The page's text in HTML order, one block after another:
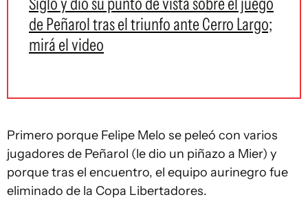
de Peñarol tras el triunfo ante Cerro Largo;
mirá el video
Primero porque Felipe Melo se peleó con varios
jugadores de Peñarol (le dio un piñazo a Mier) y
porque tras el encuentro, el equipo aurinegro fue
eliminado de la Copa Libertadores.